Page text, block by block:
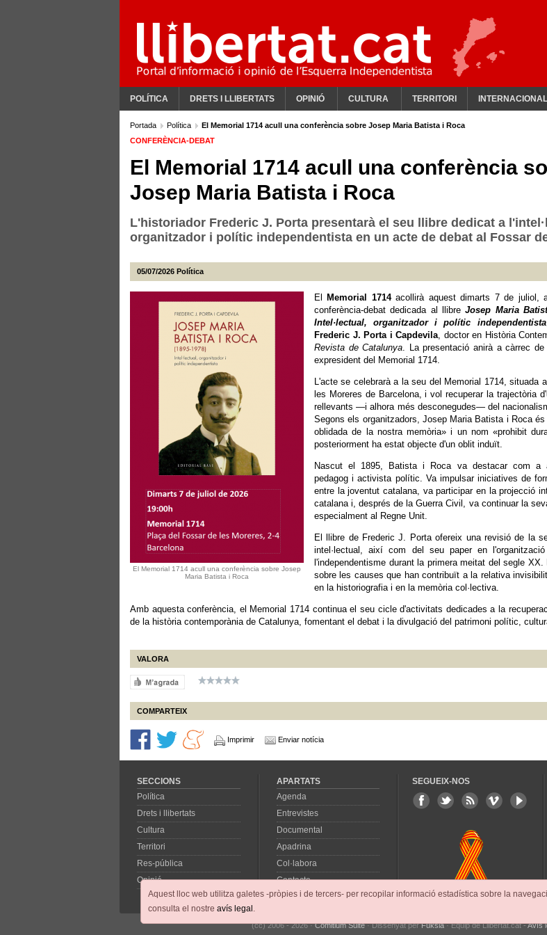
Aquest lloc web utilitza galetes -pròpies i de tercers- per recopilar informació estadística sobre la
consulta el nostre avís legal .
POLÍTICA DRETS I LLIBERTATS OPINIÓ CULTURA TERRITORI INTERNACIONAL
Portada Política
El Memorial 1714 acull una conferència sobre Josep Maria Batista i Roca
CONFERÈNCIA-DEBAT
El Memorial 1714 acull una conferència
Josep Maria Batista i Roca
L'historiador Frederic J. Porta presentarà el seu llibre dedicat a
organitzador i polític independentista en un acte de debat al Fossar
05/07/2026 Política
El Memorial 1714 acull una conferència sobre Josep
Maria Batista i Roca
El Memorial 1714acollirà aquest dimarts 7 de juliol,
conferència-debat dedicada al llibreJosep Maria
Intel·lectual, organitzador i polític independentista
Frederic J. Porta i Capdevila, doctor en Història
Revista de Catalunya. La presentació anirà a càrrec
expresident del Memorial 1714.
L'acte se celebrarà a la seu del Memorial 1714, situada
les Moreres de Barcelona, i vol recuperar la trajectòria
rellevants —i alhora més desconegudes— del
Segons els organitzadors, Josep Maria Batista i Roca és
oblidada de la nostra memòria» i un nom «prohibit
posteriorment ha estat objecte d'un oblit induït.
Nascut el 1895, Batista i Roca va destacar com a
pedagog i activista polític. Va impulsar iniciatives de
entre la joventut catalana, va participar en la projecció
catalana i, després de la Guerra Civil, va continuar la
especialment al Regne Unit.
El llibre de Frederic J. Porta ofereix una revisió de la
intel·lectual, així com del seu paper en
l'independentisme durant la primera meitat del segle XX.
sobre les causes que han contribuït a la relativa
en la historiografia i en la memòria col·lectiva.
Amb aquesta conferència, el Memorial 1714 continua el seu cicle d'activitats dedicades a la
de la història contemporània de Catalunya, fomentant el debat i la divulgació del patrimoni polític,
VALORA
COMPARTEIX
Imprimir Enviar notícia
SECCIONS
Política
Drets i llibertats
Cultura
Territori
Res-pública
Opinió
APARTATS
Agenda
Entrevistes
Documental
Apadrina
Col·labora
Contacte
SEGUEIX-NOS
(cc) 2006 - 2026 ·Comitium Suite· Dissenyat perFuksia· Equip de Llibertat.cat -Avís